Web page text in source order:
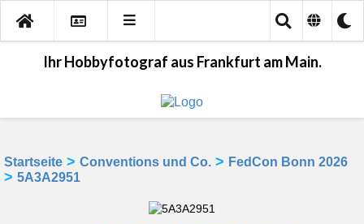
Ihr Hobbyfotograf aus Frankfurt am Main.
Startseite > Conventions und Co. > FedCon Bonn 2026
> 5A3A2951